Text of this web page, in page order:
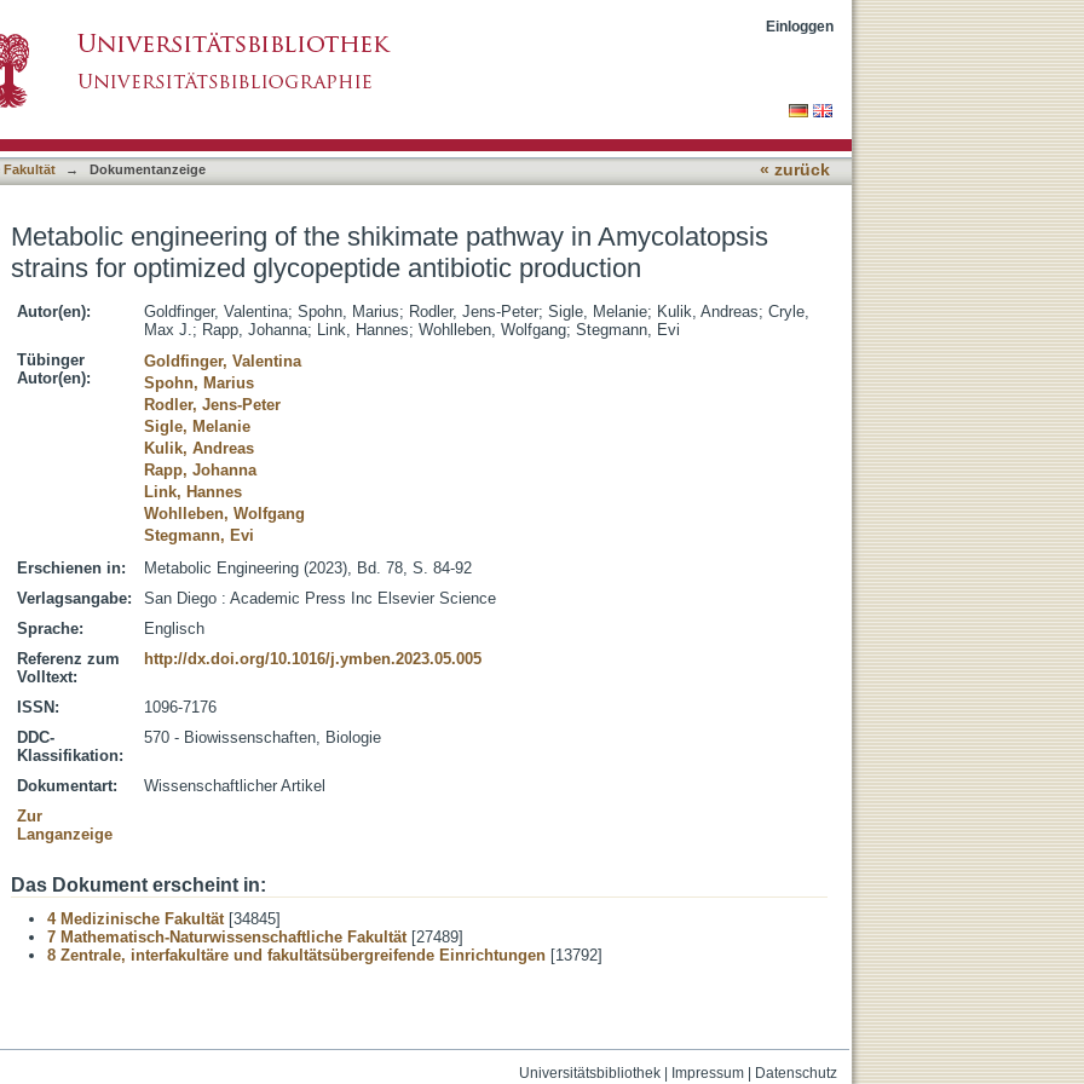
Einloggen
Fakultät → Dokumentanzeige « zurück
Metabolic engineering of the shikimate pathway in Amycolatopsis
strains for optimized glycopeptide antibiotic production
Autor(en): Goldfinger, Valentina; Spohn, Marius; Rodler, Jens-Peter; Sigle, Melanie; Kulik, Andreas; Cryle,
Max J.; Rapp, Johanna; Link, Hannes; Wohlleben, Wolfgang; Stegmann, Evi
Tübinger
Autor(en):
Goldfinger, Valentina
Spohn, Marius
Rodler, Jens-Peter
Sigle, Melanie
Kulik, Andreas
Rapp, Johanna
Link, Hannes
Wohlleben, Wolfgang
Stegmann, Evi
Erschienen in:
Metabolic Engineering (2023), Bd. 78, S. 84-92
Verlagsangabe:
San Diego : Academic Press Inc Elsevier Science
Sprache:
Englisch
Referenz zum
Volltext:
http://dx.doi.org/10.1016/j.ymben.2023.05.005
ISSN:
1096-7176
DDC-
Klassifikation:
570 - Biowissenschaften, Biologie
Dokumentart:
Wissenschaftlicher Artikel
Zur
Langanzeige
Das Dokument erscheint in:
4 Medizinische Fakultät[34845]
7 Mathematisch-Naturwissenschaftliche Fakultät[27489]
8 Zentrale, interfakultäre und fakultätsübergreifende Einrichtungen [13792]
Universitätsbibliothek| Impressum| Datenschutz